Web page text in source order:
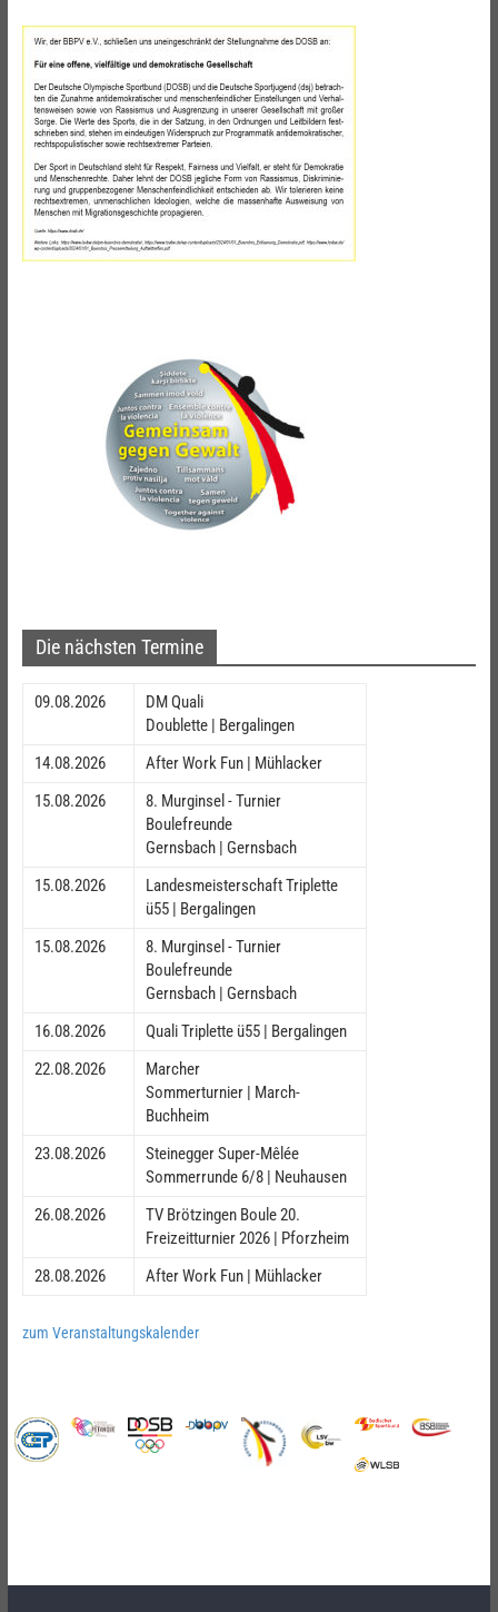
Die nächsten Termine
09.08.2026
DM Quali
Doublette | Bergalingen
14.08.2026
After Work Fun | Mühlacker
15.08.2026
8. Murginsel - Turnier
Boulefreunde
Gernsbach | Gernsbach
15.08.2026
Landesmeisterschaft Triplette
ü55 | Bergalingen
15.08.2026
8. Murginsel - Turnier
Boulefreunde
Gernsbach | Gernsbach
16.08.2026
Quali Triplette ü55 | Bergalingen
22.08.2026
Marcher
Sommerturnier | March-
Buchheim
23.08.2026
Steinegger Super-Mêlée
Sommerrunde 6/8 | Neuhausen
26.08.2026
TV Brötzingen Boule 20.
Freizeitturnier 2026 | Pforzheim
28.08.2026
After Work Fun | Mühlacker
zum Veranstaltungskalender